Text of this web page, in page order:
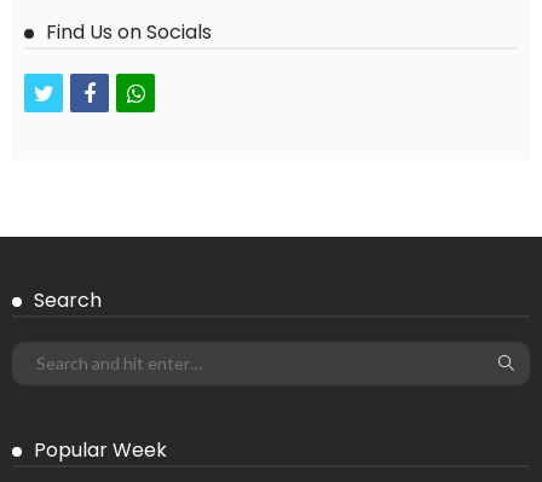
Find Us on Socials
twitterfacebookwhatsapp
Search
Popular Week